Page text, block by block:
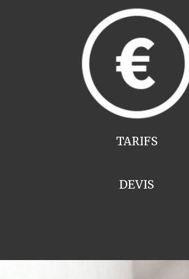
TARIFS
DEVIS